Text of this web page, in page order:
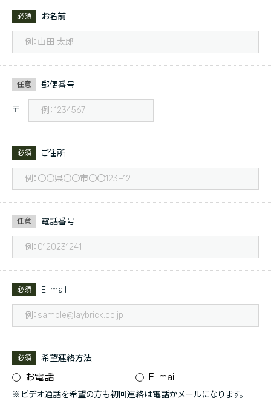
必須 お名前
任意 郵便番号
〒
必須 ご住所
任意 電話番号
必須 E-mail
必須 希望連絡方法
お電話 E-mail
※ビデオ通話を希望の方も初回連絡は電話かメールになります。